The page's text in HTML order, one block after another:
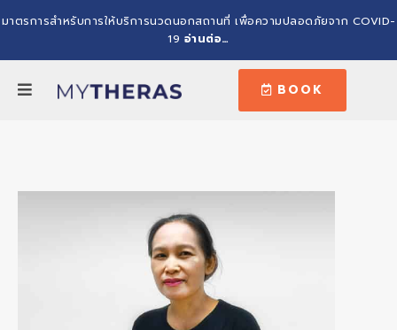
มาตรการสำหรับการให้บริการนวดนอกสถานที่ เพื่อความปลอดภัยจาก COVID-
19 อ่านต่อ…
BOOK